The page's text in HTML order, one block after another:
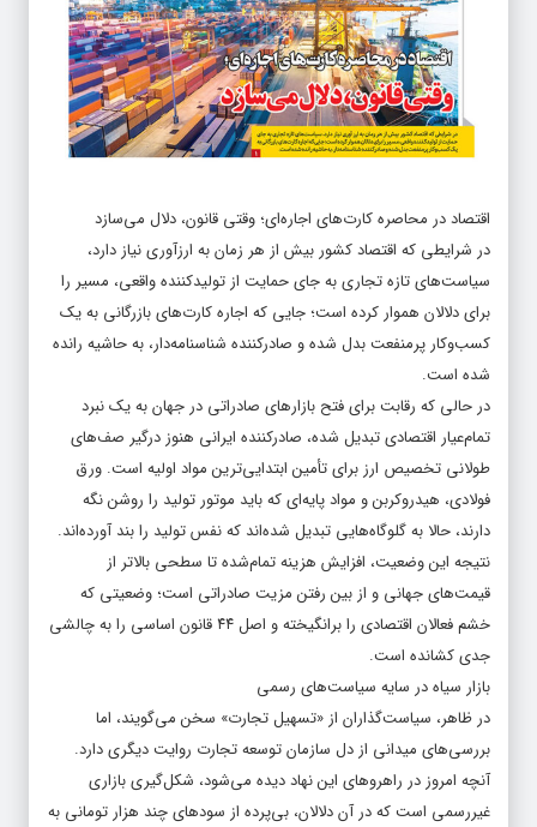
اقتصاد در محاصره کارت‌های اجاره‌ای؛ وقتی قانون، دلال می‌سازد
در شرایطی که اقتصاد کشور بیش از هر زمان به ارزآوری نیاز دارد،
سیاست‌های تازه تجاری به جای حمایت از تولیدکننده واقعی، مسیر را
برای دلالان هموار کرده است؛ جایی که اجاره کارت‌های بازرگانی به یک
کسب‌وکار پرمنفعت بدل شده و صادرکننده شناسنامه‌دار، به حاشیه رانده
شده است.
در حالی که رقابت برای فتح بازارهای صادراتی در جهان به یک نبرد
تمام‌عیار اقتصادی تبدیل شده، صادرکننده ایرانی هنوز درگیر صف‌های
طولانی تخصیص ارز برای تأمین ابتدایی‌ترین مواد اولیه است. ورق
فولادی، هیدروکربن و مواد پایه‌ای که باید موتور تولید را روشن نگه
دارند، حالا به گلوگاه‌هایی تبدیل شده‌اند که نفس تولید را بند آورده‌اند.
نتیجه این وضعیت، افزایش هزینه تمام‌شده تا سطحی بالاتر از
قیمت‌های جهانی و از بین رفتن مزیت صادراتی است؛ وضعیتی که
خشم فعالان اقتصادی را برانگیخته و اصل ۴۴ قانون اساسی را به چالشی
جدی کشانده است.
بازار سیاه در سایه سیاست‌های رسمی
در ظاهر، سیاست‌گذاران از «تسهیل تجارت» سخن می‌گویند، اما
بررسی‌های میدانی از دل سازمان توسعه تجارت روایت دیگری دارد.
آنچه امروز در راهروهای این نهاد دیده می‌شود، شکل‌گیری بازاری
غیررسمی است که در آن دلالان، بی‌پرده از سودهای چند هزار تومانی به